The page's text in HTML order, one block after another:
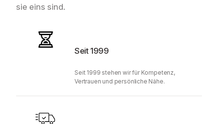
sie eins sind.
Seit 1999
Seit 1999 stehen wir für Kompetenz,
Vertrauen und persönliche Nähe.